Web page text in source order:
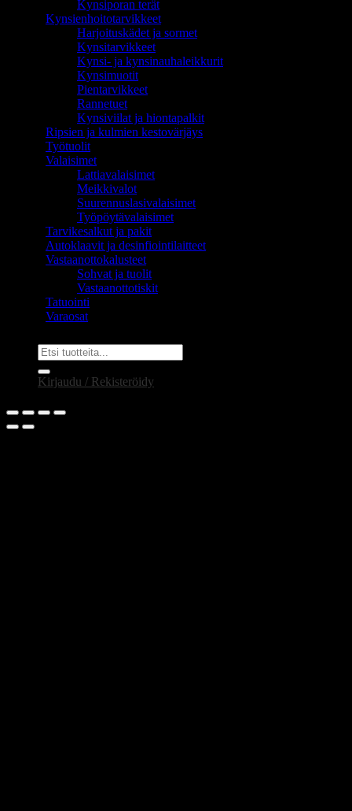
Kynsiporan terät
Kynsienhoitotarvikkeet
Harjoituskädet ja sormet
Kynsitarvikkeet
Kynsi- ja kynsinauhaleikkurit
Kynsimuotit
Pientarvikkeet
Rannetuet
Kynsiviilat ja hiontapalkit
Ripsien ja kulmien kestovärjäys
Työtuolit
Valaisimet
Lattiavalaisimet
Meikkivalot
Suurennuslasivalaisimet
Työpöytävalaisimet
Tarvikesalkut ja pakit
Autoklaavit ja desinfiointilaitteet
Vastaanottokalusteet
Sohvat ja tuolit
Vastaanottotiskit
Tatuointi
Varaosat
Etsi:
Kirjaudu / Rekisteröidy